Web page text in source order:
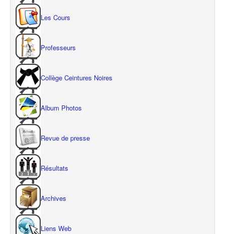
Les Cours
Professeurs
Collège Ceintures Noires
Album Photos
Revue de presse
Résultats
Archives
Liens Web